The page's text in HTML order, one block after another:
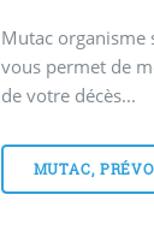
Mutac organisme
vous permet de
de votre décès...
MUTAC,